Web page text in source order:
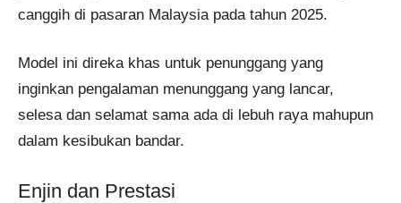
canggih di pasaran Malaysia pada tahun 2025.
Model ini direka khas untuk penunggang yang
inginkan pengalaman menunggang yang lancar,
selesa dan selamat sama ada di lebuh raya mahupun
dalam kesibukan bandar.
Enjin dan Prestasi